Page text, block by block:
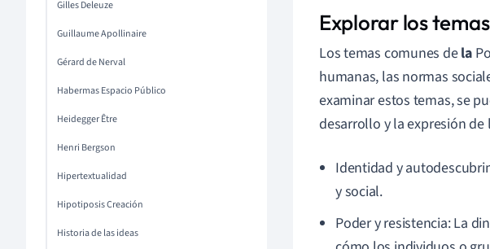
Gilles Deleuze
Guillaume Apollinaire
Gérard de Nerval
Habermas Espacio Público
Heidegger Être
Henri Bergson
Hipertextualidad
Hipotiposis Creación
Historia de las ideas
Explorar los
Los temas comunes dela
humanas, las normas
examinar estos temas, se
desarrollo y la expresión de
Identidad y
y social.
Poder y resistencia: La